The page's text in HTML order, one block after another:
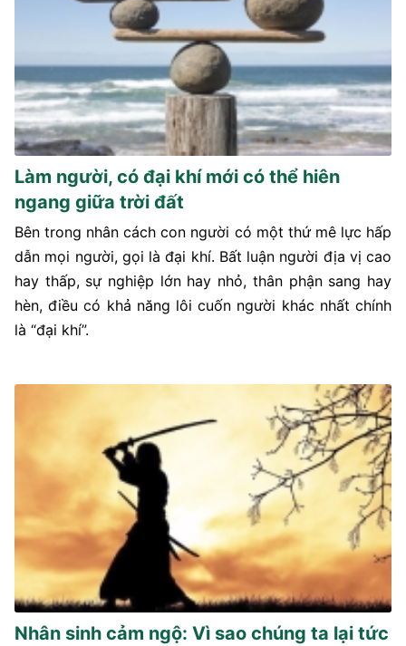
Làm người, có đại khí mới có thể hiên
ngang giữa trời đất
Bên trong nhân cách con người có một thứ mê lực hấp
dẫn mọi người, gọi là đại khí. Bất luận người địa vị cao
hay thấp, sự nghiệp lớn hay nhỏ, thân phận sang hay
hèn, điều có khả năng lôi cuốn người khác nhất chính
là “đại khí”.
Nhân sinh cảm ngộ: Vì sao chúng ta lại tức